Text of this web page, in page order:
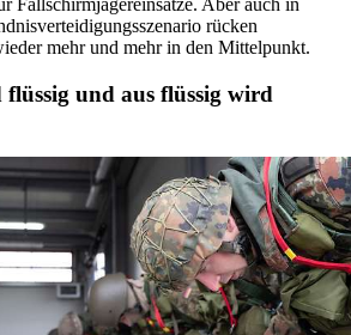
Fallschirmjägereinsätze. Aber auch in
rücken
mehr und mehr in den Mittelpunkt.
und aus flüssig wird